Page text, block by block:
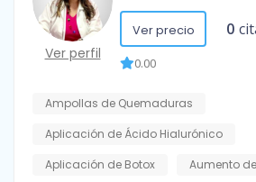
Ver perfil
Ver precio 0
0.00
Ampollas de Quemaduras
Aplicación de Ácido Hialurónico
Aplicación de Botox
Aumento